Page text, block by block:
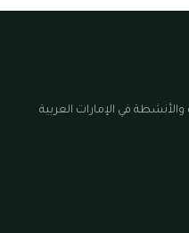
في الإمارات العربية